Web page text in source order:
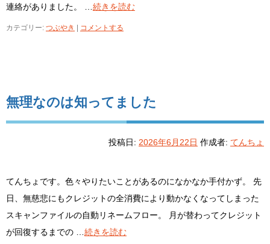
連絡がありました。 … 続きを読む
カテゴリー: つぶやき コメントする
無理なのは知ってました
投稿日: 2026年6月22日 作成者: てんちょ
てんちょです。色々やりたいことがあるのになかなか手付かず。 先
日、無慈悲にもクレジットの全消費により動かなくなってしまった
スキャンファイルの自動リネームフロー。 月が替わってクレジット
が回復するまでの … 続きを読む